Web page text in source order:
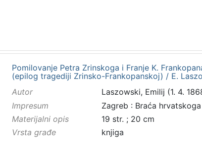
Pomilovanje Petra Zrinskoga i Franje K.
(epilog tragediji Zrinsko-Frankopanskoj) / E.
Autor
Laszowski, Emilij (1. 4.
Impresum
Zagreb : Braća
Materijalni opis
19 str. ; 20 cm
Vrsta građe
knjiga